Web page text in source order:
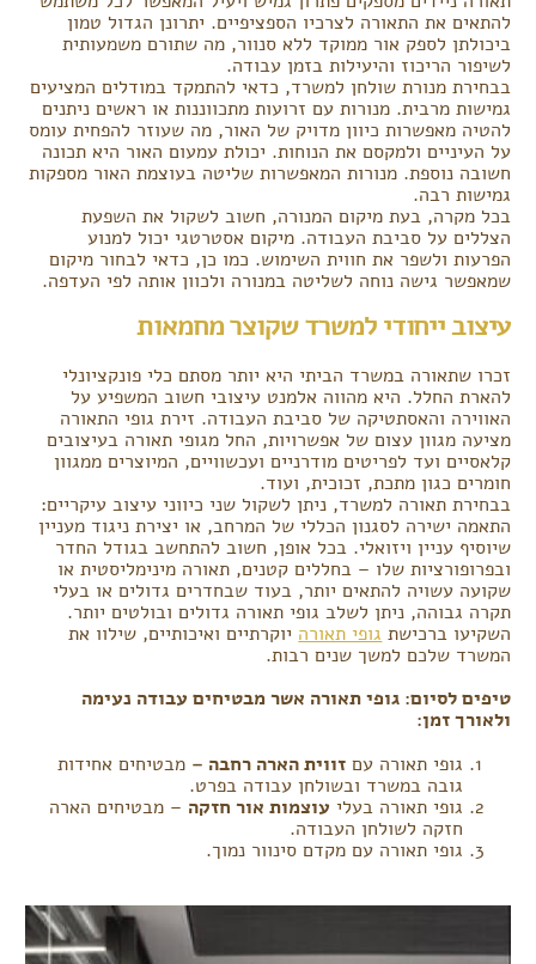
להתאים את התאורה לצרכיו הספציפיים. יתרונן הגדול טמון
ביכולתן לספק אור ממוקד ללא סנוור, מה שתורם משמעותית
לשיפור הריכוז והיעילות בזמן עבודה.
בבחירת מנורת שולחן למשרד, כדאי להתמקד במודלים המציעים
גמישות מרבית. מנורות עם זרועות מתכווננות או ראשים ניתנים
להטיה מאפשרות כיוון מדויק של האור, מה שעוזר להפחית עומס
על העיניים ולמקסם את הנוחות. יכולת עמעום האור היא תכונה
חשובה נוספת. מנורות המאפשרות שליטה בעוצמת האור מספקות
גמישות רבה.
בכל מקרה, בעת מיקום המנורה, חשוב לשקול את השפעת
הצללים על סביבת העבודה. מיקום אסטרטגי יכול למנוע
הפרעות ולשפר את חווית השימוש. כמו כן, כדאי לבחור מיקום
שמאפשר גישה נוחה לשליטה במנורה ולכוון אותה לפי העדפה.
עיצוב ייחודי למשרד שקוצר מחמאות
זכרו שתאורה במשרד הביתי היא יותר מסתם כלי פונקציונלי
להארת החלל. היא מהווה אלמנט עיצובי חשוב המשפיע על
האווירה והאסתטיקה של סביבת העבודה. זירת גופי התאורה
מציעה מגוון עצום של אפשרויות, החל מגופי תאורה בעיצובים
קלאסיים ועד לפריטים מודרניים ועכשוויים, המיוצרים ממגוון
חומרים כגון מתכת, זכוכית, ועוד.
בבחירת תאורה למשרד, ניתן לשקול שני כיווני עיצוב עיקריים:
התאמה ישירה לסגנון הכללי של המרחב, או יצירת ניגוד מעניין
שיוסיף עניין ויזואלי. בכל אופן, חשוב להתחשב בגודל החדר
ובפרופורציות שלו – בחללים קטנים, תאורה מינימליסטית או
שקועה עשויה להתאים יותר, בעוד שבחדרים גדולים או בעלי
תקרה גבוהה, ניתן לשלב גופי תאורה גדולים ובולטים יותר.
השקיעו ברכישת גופי תאורה יוקרתיים ואיכותיים, שילוו את
המשרד שלכם למשך שנים רבות.
טיפים לסיום: גופי תאורה אשר מבטיחים עבודה נעימה
ולאורך זמן:
גופי תאורה עם זווית הארה רחבה – מבטיחים אחידות
גובה במשרד ובשולחן עבודה בפרט.
גופי תאורה בעלי עוצמות אור חזקה – מבטיחים הארה
חזקה לשולחן העבודה.
גופי תאורה עם מקדם סינוור נמוך.